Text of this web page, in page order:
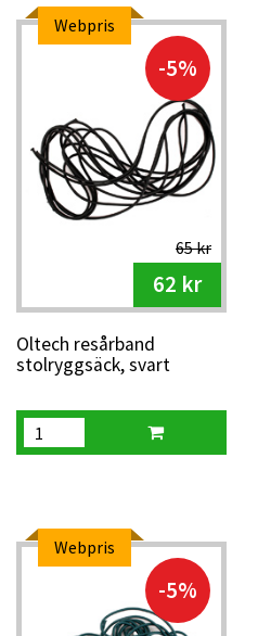
Webpris
-5%
65 kr
62 kr
Oltech resårband
stolryggsäck, svart
Webpris
-5%